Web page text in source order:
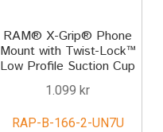
RAM® X-Grip® Phone
Mount with Twist-Lock™
Low Profile Suction Cup
1.099 kr
RAP-B-166-2-UN7U